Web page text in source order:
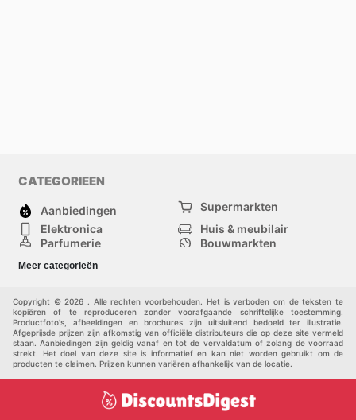
CATEGORIEEN
Aanbiedingen
Supermarkten
Elektronica
Huis & meubilair
Parfumerie
Bouwmarkten
Kinderen
Meer categorieën
Copyright © 2026 . Alle rechten voorbehouden. Het is verboden om de teksten te
kopiëren of te reproduceren zonder voorafgaande schriftelijke toestemming.
Productfoto's, afbeeldingen en brochures zijn uitsluitend bedoeld ter illustratie.
Afgeprijsde prijzen zijn afkomstig van officiële distributeurs die op deze site vermeld
staan. Aanbiedingen zijn geldig vanaf en tot de vervaldatum of zolang de voorraad
strekt. Het doel van deze site is informatief en kan niet worden gebruikt om de
producten te claimen. Prijzen kunnen variëren afhankelijk van de locatie.